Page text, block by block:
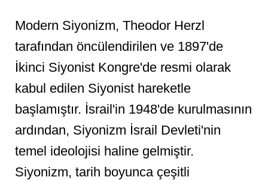
Modern Siyonizm, Theodor Herzl
tarafından öncülendirilen ve 1897'de
İkinci Siyonist Kongre'de resmi olarak
kabul edilen Siyonist hareketle
başlamıştır. İsrail'in 1948'de kurulmasının
ardından, Siyonizm İsrail Devleti'nin
temel ideolojisi haline gelmiştir.
Siyonizm, tarih boyunca çeşitli